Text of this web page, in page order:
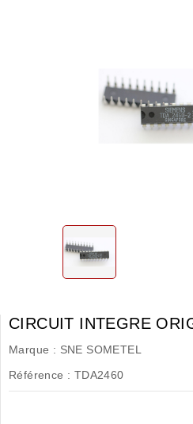
CIRCUIT INTEGRE
Marque : SNE SOMETEL
Référence : TDA2460